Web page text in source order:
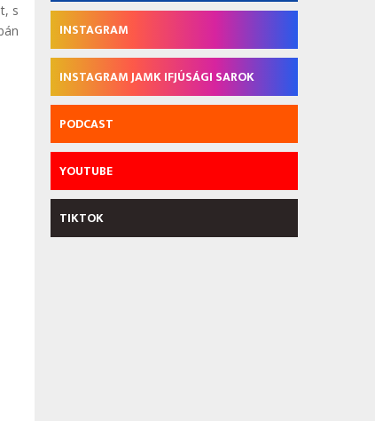
s
INSTAGRAM
INSTAGRAM JAMK IFJÚSÁGI SAROK
PODCAST
YOUTUBE
TIKTOK